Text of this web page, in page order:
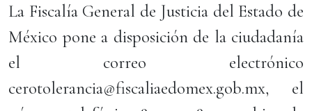
La Fiscalía General de Justicia del Estado de
México pone a disposición de la ciudadanía
el correo electrónico
cerotolerancia@fiscaliaedomex.gob.mx, el